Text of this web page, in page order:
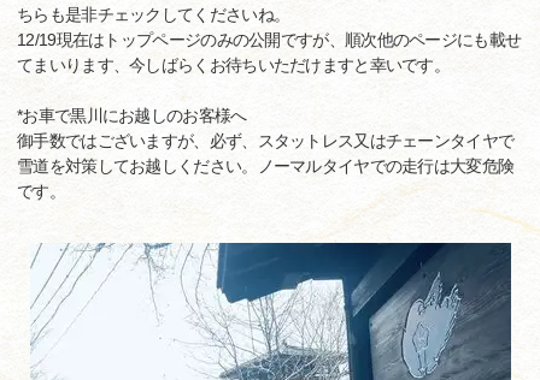
ちらも是非チェックしてくださいね。
12/19現在はトップページのみの公開ですが、順次他のページにも載せ
てまいります、今しばらくお待ちいただけますと幸いです。
*お車で黒川にお越しのお客様へ
御手数ではございますが、必ず、スタットレス又はチェーンタイヤで
雪道を対策してお越しください。ノーマルタイヤでの走行は大変危険
です。